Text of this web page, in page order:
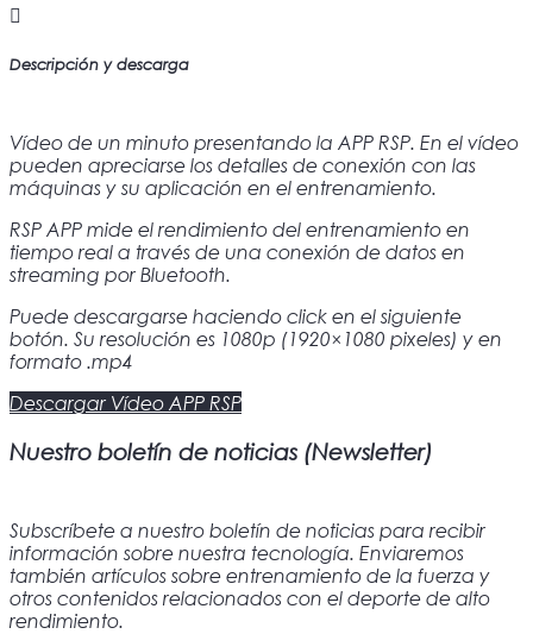
Descripción y descarga
Vídeo de un minuto presentando la APP RSP. En el vídeo
pueden apreciarse los detalles de conexión con las
máquinas y su aplicación en el entrenamiento.
RSP APP mide el rendimiento del entrenamiento en
tiempo real a través de una conexión de datos en
streaming por Bluetooth.
Puede descargarse haciendo click en el siguiente
botón. Su resolución es 1080p (1920×1080 pixeles) y en
formato .mp4
Descargar Vídeo APP RSP
Nuestro boletín de noticias (Newsletter)
Subscríbete a nuestro boletín de noticias para recibir
información sobre nuestra tecnología. Enviaremos
también artículos sobre entrenamiento de la fuerza y
otros contenidos relacionados con el deporte de alto
rendimiento.